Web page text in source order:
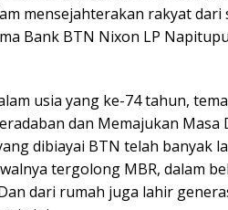
mensejahterakan rakyat dari
Bank BTN Nixon LP
usia yang ke-74 tahun,
dan Memajukan Masa
dibiayai BTN telah banyak
tergolong MBR, dalam
dari rumah juga lahir